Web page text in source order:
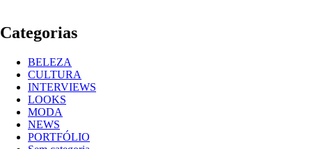
Categorias
BELEZA
CULTURA
INTERVIEWS
LOOKS
MODA
NEWS
PORTFÓLIO